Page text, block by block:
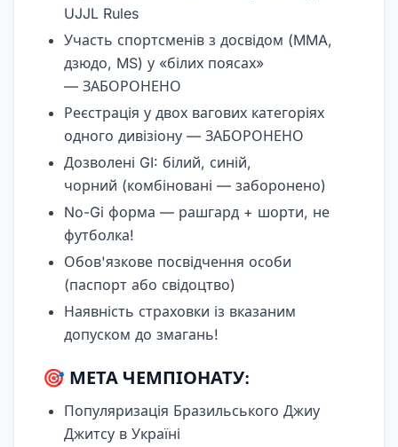
UJJL Rules
Участь спортсменів з досвідом (MMA,
дзюдо, MS) у «білих поясах»
— ЗАБОРОНЕНО
Реєстрація у двох вагових категоріях
одного дивізіону — ЗАБОРОНЕНО
Дозволені GI: білий, синій,
чорний (комбіновані — заборонено)
No-Gi форма — рашгард + шорти, не
футболка!
Обов'язкове посвідчення особи
(паспорт або свідоцтво)
Наявність страховки із вказаним
допуском до змагань!
🎯 МЕТА ЧЕМПІОНАТУ:
Популяризація Бразильського Джиу
Джитсу в Україні